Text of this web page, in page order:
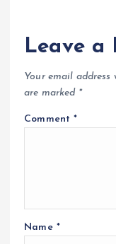
Leave a
Your email
are marked *
Comment*
Name *